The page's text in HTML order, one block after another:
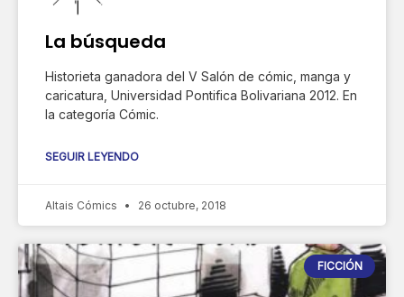
La búsqueda
Historieta ganadora del V Salón de cómic, manga y
caricatura, Universidad Pontifica Bolivariana 2012. En
la categoría Cómic.
SEGUIR LEYENDO
Altais Cómics 26 octubre, 2018
FICCIÓN